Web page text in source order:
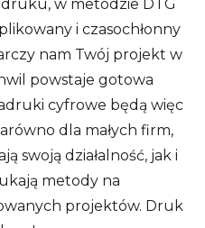
w metodzie DTG
i czasochłonny
nam Twój projekt w
powstaje gotowa
cyfrowe będą więc
dla małych firm,
swoją działalność, jak i
metody na
projektów. Druk